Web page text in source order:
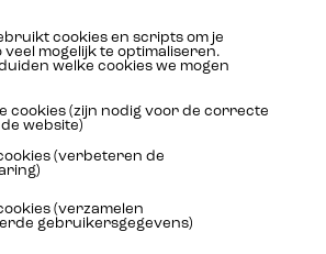
20L 60L 208L 1000L
Unit Average Value
cookies en scripts om je
mogelijk te optimaliseren.
welke cookies we mogen
cookies (zijn nodig voor de correcte
website)
(verbeteren de
(verzamelen
gebruikersgegevens)